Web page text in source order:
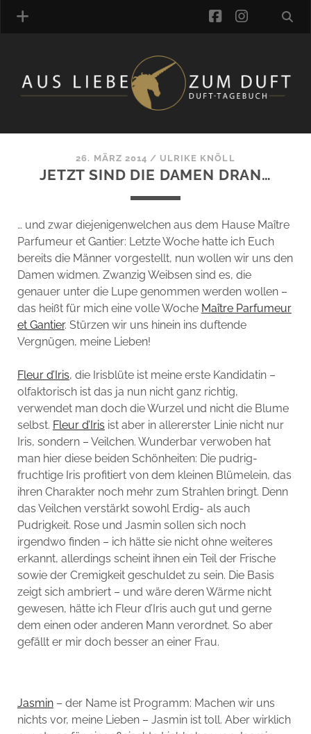
MANUFAKTUREN
DUFTNOTEN
SCHLAGWORTE
LINK-SAMMLUNG
ARTIKEL-ARCHIV
ONLINE-SHOP
DAS ALZD-TEAM
facebook
26. MÄRZ 2014 / ULRIKE KNÖLL
JETZT SIND DIE DAMEN DRAN…
… und zwar diejenigenwelchen aus dem Hause Maître
Parfumeur et Gantier: Letzte Woche hatte ich Euch
bereits die Männer vorgestellt, nun wollen wir uns den
Damen widmen. Zwanzig Weibsen sind es, die
genauer unter die Lupe genommen werden wollen –
das heißt für mich eine volle Woche Maître Parfumeur
et Gantier. Stürzen wir uns hinein ins duftende
Vergnügen, meine Lieben!
Fleur d’Iris, die Irisblüte ist meine erste Kandidatin –
olfaktorisch ist das ja nun nicht ganz richtig,
verwendet man doch die Wurzel und nicht die Blume
selbst. Fleur d’Iris ist aber in allererster Linie nicht nur
Iris, sondern – Veilchen. Wunderbar verwoben hat
man hier diese beiden Schönheiten: Die pudrig-
fruchtige Iris profitiert von dem kleinen Blümelein, das
ihren Charakter noch mehr zum Strahlen bringt. Denn
das Veilchen verstärkt sowohl Erdig- als auch
Pudrigkeit. Rose und Jasmin sollen sich noch
irgendwo finden – ich hätte sie nicht ohne weiteres
erkannt, allerdings scheint ihnen ein Teil der Frische
sowie der Cremigkeit geschuldet zu sein. Die Basis
zeigt sich ambriert – und wäre deren Wärme nicht
gewesen, hätte ich Fleur d’Iris auch gut und gerne
dem einen oder anderen Mann verordnet. So aber
gefällt er mir doch besser an einer Frau.
Jasmin– der Name ist Programm: Machen wir uns
nichts vor, meine Lieben – Jasmin ist toll. Aber wirklich